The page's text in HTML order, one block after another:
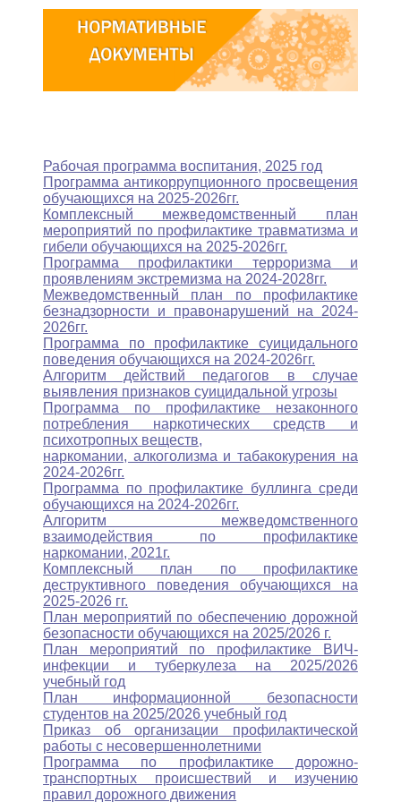
Рабочая программа воспитания, 2025 год
Программа антикоррупционного просвещения
обучающихся на 2025-2026гг.
Комплексный межведомственный план
мероприятий по профилактике травматизма и
гибели обучающихся на 2025-2026гг.
Программа профилактики терроризма и
проявлениям экстремизма на 2024-2028гг.
Межведомственный план по профилактике
безнадзорности и правонарушений на 2024-
2026гг.
Программа по профилактике суицидального
поведения обучающихся на 2024-2026гг.
Алгоритм действий педагогов в случае
выявления признаков суицидальной угрозы
Программа по профилактике незаконного
потребления наркотических средств и
психотропных веществ,
наркомании, алкоголизма и табакокурения на
2024-2026гг.
Программа по профилактике буллинга среди
обучающихся на 2024-2026гг.
Алгоритм межведомственного
взаимодействия по профилактике
наркомании, 2021г.
Комплексный план по профилактике
деструктивного поведения обучающихся на
2025-2026 гг.
План мероприятий по обеспечению дорожной
безопасности обучающихся на 2025/2026 г.
План мероприятий по профилактике ВИЧ-
инфекции и туберкулеза на 2025/2026
учебный год
План информационной безопасности
студентов на 2025/2026 учебный год
Приказ об организации профилактической
работы с несовершеннолетними
Программа по профилактике дорожно-
транспортных происшествий и изучению
правил дорожного движения